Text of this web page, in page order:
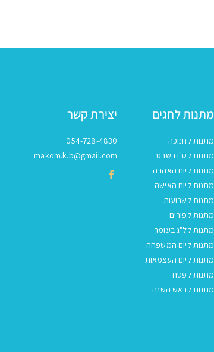
מתנות לחגים
מתנות לחנוכה
מתנות לט"ו בשבט
מתנות ליום האהבה
מתנות ליום האישה
מתנות לשבועות
מתנות לפורים
מתנות לל"ג בעומר
מתנות ליום המשפחה
מתנות ליום העצמאות
מתנות לפסח
מתנות לראש השנה
יצירת קשר
054-728-4830
makom.k.b@gmail.com